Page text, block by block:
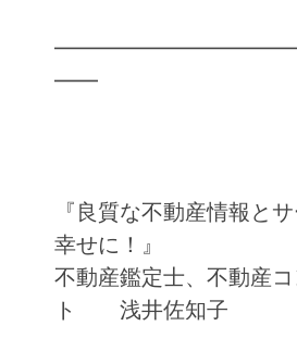
━━
『良質な不動産情報と
幸せに！』
不動産鑑定士、不動産
ト 浅井佐知子